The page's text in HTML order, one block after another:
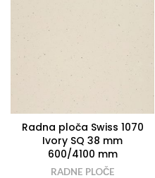
Radna ploča Swiss 1070
Ivory SQ 38 mm
600/4100 mm
RADNE PLOČE